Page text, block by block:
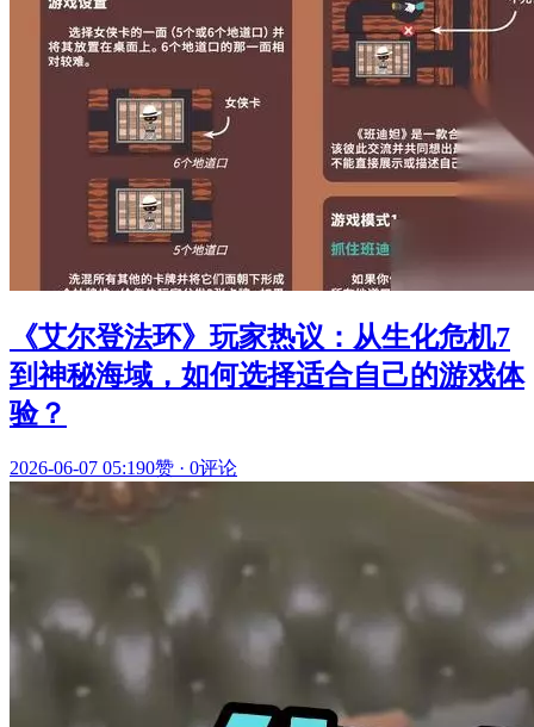
《艾尔登法环》玩家热议：从生化危机7
到神秘海域，如何选择适合自己的游戏体
验？
2026-06-07 05:190赞 · 0评论